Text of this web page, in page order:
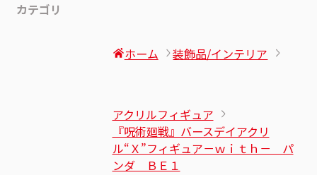
カテゴリ
ホーム 装飾品/インテリア
アクリルフィギュア
『呪術廻戦』バースデイアクリ
ル“Ｘ”フィギュア－ｗｉｔｈ－ パ
ンダ ＢＥ１